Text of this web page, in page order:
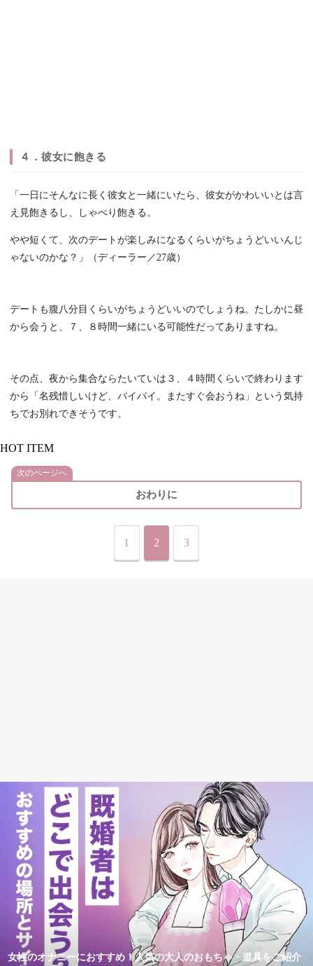
４．彼女に飽きる
「一日にそんなに長く彼女と一緒にいたら、彼女がかわいいとは言
え見飽きるし、しゃべり飽きる。
やや短くて、次のデートが楽しみになるくらいがちょうどいいんじ
ゃないのかな？」（ディーラー／27歳）
デートも腹八分目くらいがちょうどいいのでしょうね。たしかに昼
から会うと、７、８時間一緒にいる可能性だってありますね。
その点、夜から集合ならたいていは３、４時間くらいで終わります
から「名残惜しいけど、バイバイ。またすぐ会おうね」という気持
ちでお別れできそうです。
HOT ITEM
次のページへ
おわりに
1 2 3
女性のオナニーにおすすめ！人気の大人のおもちゃ・道具をご紹介